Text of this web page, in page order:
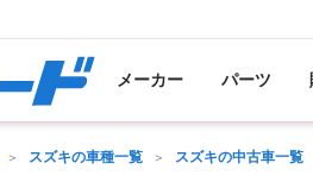
メーカー パーツ
スズキの車種一覧 スズキの中古車一覧